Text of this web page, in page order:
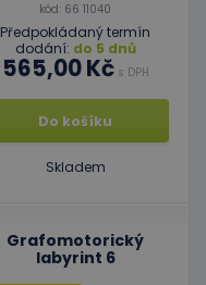
kód: 66 11040
Předpokládaný termín
dodání: do 5 dnů
565,00 Kčs DPH
Do košíku
Skladem
Grafomotorický
labyrint 6